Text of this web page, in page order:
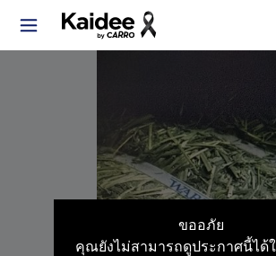
ขออภัย
คุณยังไม่สามารถดูประกาศนี้ไ